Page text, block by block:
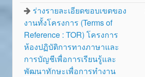
ร่างรายละเอียดขอบเขตของ
งานทั้งโครงการ (Terms of
Reference : TOR) โครงการ
ห้องปฏิบัติการทางภาษาและ
การบัญชีเพื่อการเรียนรู้และ
พัฒนาทักษะเพื่อการทำงาน